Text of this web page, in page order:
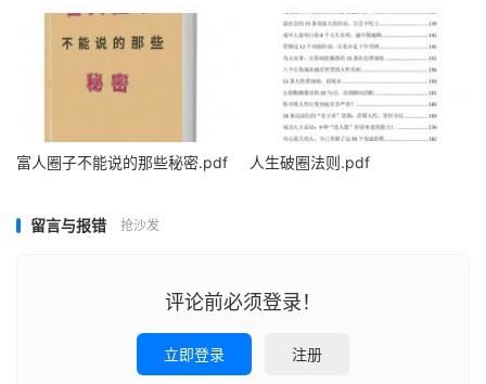
富人圈子不能说的那些秘密.pdf 人生破圈法则.pdf
留言与报错 抢沙发
评论前必须登录！
立即登录 注册